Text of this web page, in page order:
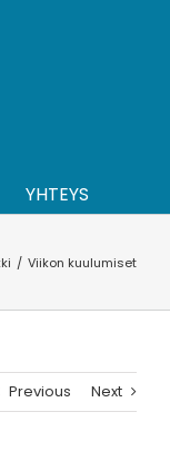
YHTEYS
Viikon kuulumiset
Previous Next